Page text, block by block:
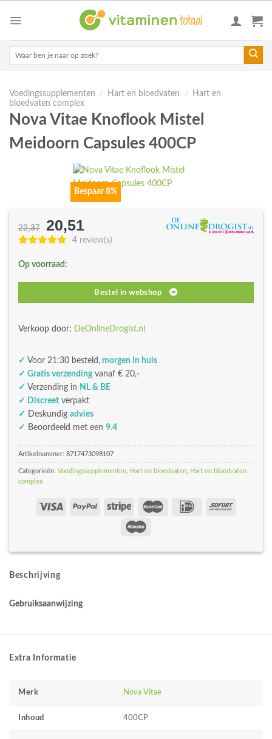
Voedingssupplementen / Hart en bloedvaten /
Hart en
bloedvaten complex
Nova Vitae Knoflook Mistel
Meidoorn Capsules 400CP
Bespaar 8%
22,37
Oorspronkelijke
prijs
€22,37.
20,51
prijs
4 review(s)
Op voorraad:
Bestel in webshop
Verkoop door: DeOnlineDrogist.nl
✓ Voor 21:30 besteld, morgen in huis
✓ Gratis verzendingvanaf € 20,-
✓ Verzending in NL & BE
✓ Discreet verpakt
✓
Deskundig advies
✓ Beoordeeld met een 9.4
Artikelnummer: 8717473098107
Categorieën: Voedingssupplementen Hart en bloedvaten
Hart en bloedvaten
complex
Beschrijving
Gebruiksaanwijzing
Extra Informatie
Merk Nova Vitae
Inhoud 400CP